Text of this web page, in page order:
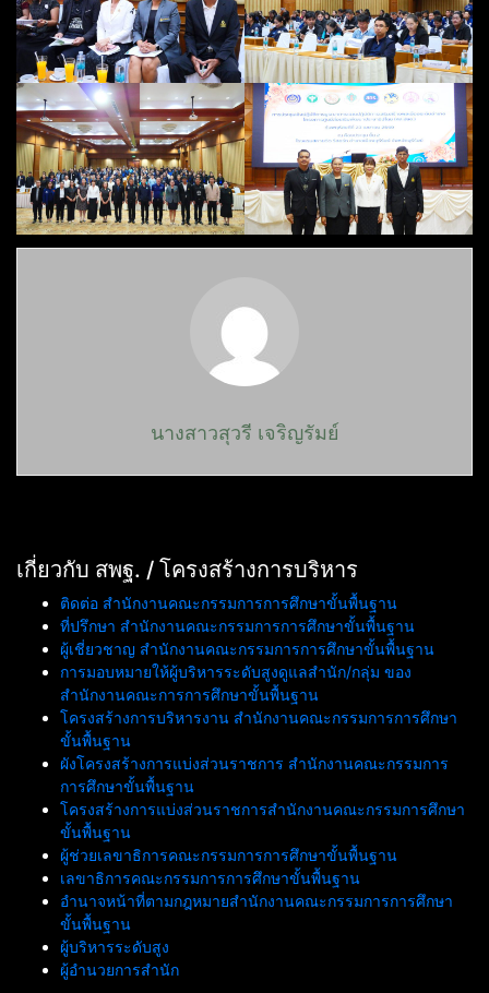
นางสาวสุวรี เจริญรัมย์
เกี่ยวกับ สพฐ. / โครงสร้างการบริหาร
ติดต่อ สำนักงานคณะกรรมการการศึกษาขั้นพื้นฐาน
ที่ปรึกษา สำนักงานคณะกรรมการการศึกษาขั้นพื้นฐาน
ผู้เชี่ยวชาญ สำนักงานคณะกรรมการการศึกษาขั้นพื้นฐาน
การมอบหมายให้ผู้บริหารระดับสูงดูแลสำนัก/กลุ่ม ของ
สำนักงานคณะการการศึกษาขั้นพื้นฐาน
โครงสร้างการบริหารงาน สำนักงานคณะกรรมการการศึกษา
ขั้นพื้นฐาน
ผังโครงสร้างการแบ่งส่วนราชการ สำนักงานคณะกรรมการ
การศึกษาขั้นพื้นฐาน
โครงสร้างการแบ่งส่วนราชการสำนักงานคณะกรรมการศึกษา
ขั้นพื้นฐาน
ผู้ช่วยเลขาธิการคณะกรรมการการศึกษาขั้นพื้นฐาน
เลขาธิการคณะกรรมการการศึกษาขั้นพื้นฐาน
อำนาจหน้าที่ตามกฎหมายสำนักงานคณะกรรมการการศึกษา
ขั้นพื้นฐาน
ผู้บริหารระดับสูง
ผู้อำนวยการสำนัก